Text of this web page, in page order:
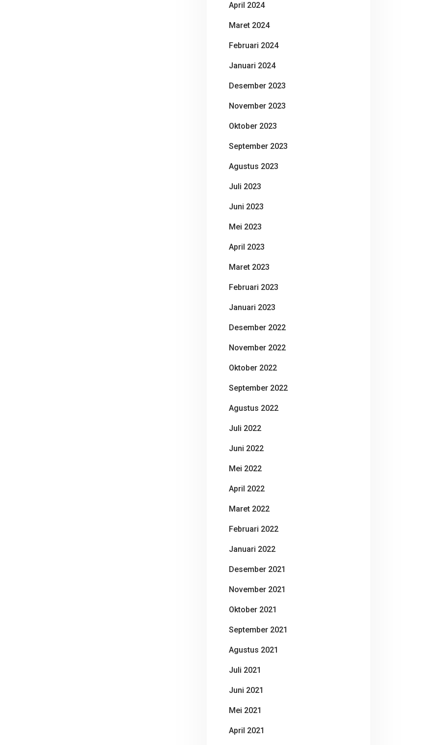
April 2024
Maret 2024
Februari 2024
Januari 2024
Desember 2023
November 2023
Oktober 2023
September 2023
Agustus 2023
Juli 2023
Juni 2023
Mei 2023
April 2023
Maret 2023
Februari 2023
Januari 2023
Desember 2022
November 2022
Oktober 2022
September 2022
Agustus 2022
Juli 2022
Juni 2022
Mei 2022
April 2022
Maret 2022
Februari 2022
Januari 2022
Desember 2021
November 2021
Oktober 2021
September 2021
Agustus 2021
Juli 2021
Juni 2021
Mei 2021
April 2021